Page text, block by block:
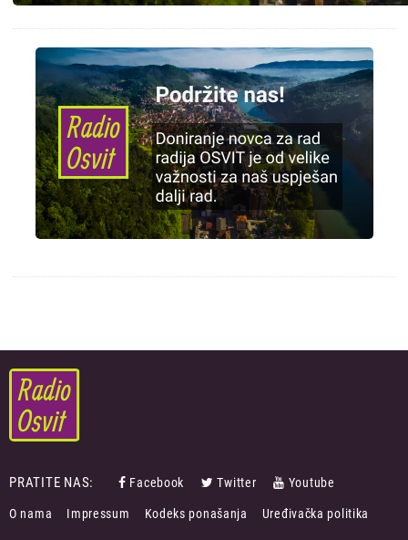
PRATITE NAS: Facebook Twitter Youtube
FOOTER
MENU
O nama Impressum Kodeks ponašanja Uređivačka politika